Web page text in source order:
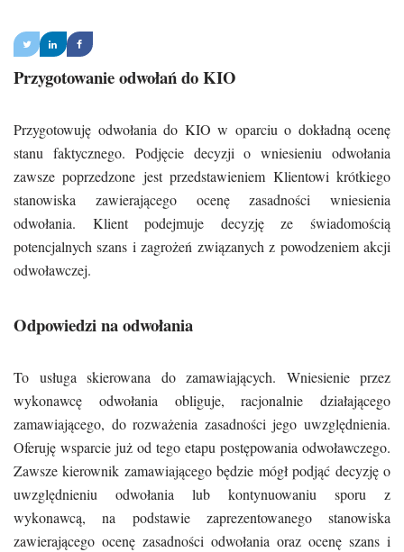
Przygotowanie odwołań do KIO
Przygotowuję odwołania do KIO w oparciu o dokładną ocenę
stanu faktycznego. Podjęcie decyzji o wniesieniu odwołania
zawsze poprzedzone jest przedstawieniem Klientowi krótkiego
stanowiska zawierającego ocenę zasadności wniesienia
odwołania. Klient podejmuje decyzję ze świadomością
potencjalnych szans i zagrożeń związanych z powodzeniem akcji
odwoławczej.
Odpowiedzi na odwołania
To usługa skierowana do zamawiających. Wniesienie przez
wykonawcę odwołania obliguje, racjonalnie działającego
zamawiającego, do rozważenia zasadności jego uwzględnienia.
Oferuję wsparcie już od tego etapu postępowania odwoławczego.
Zawsze kierownik zamawiającego będzie mógł podjąć decyzję o
uwzględnieniu odwołania lub kontynuowaniu sporu z
wykonawcą, na podstawie zaprezentowanego stanowiska
zawierającego ocenę zasadności odwołania oraz ocenę szans i